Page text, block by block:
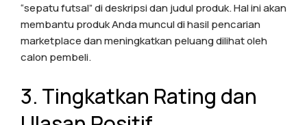
“sepatu futsal” di deskripsi dan judul produk. Hal ini akan
membantu produk Anda muncul di hasil pencarian
marketplace dan meningkatkan peluang dilihat oleh
calon pembeli.
3. Tingkatkan Rating dan